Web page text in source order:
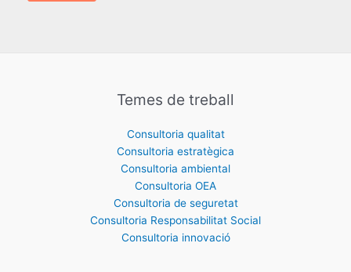
Temes de treball
Consultoria qualitat
Consultoria estratègica
Consultoria ambiental
Consultoria OEA
Consultoria de seguretat
Consultoria Responsabilitat Social
Consultoria innovació